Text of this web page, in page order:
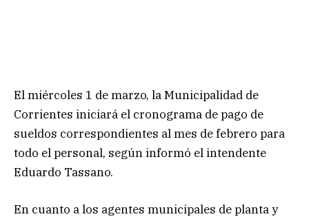
El miércoles 1 de marzo, la Municipalidad de
Corrientes iniciará el cronograma de pago de
sueldos correspondientes al mes de febrero para
todo el personal, según informó el intendente
Eduardo Tassano.
En cuanto a los agentes municipales de planta y